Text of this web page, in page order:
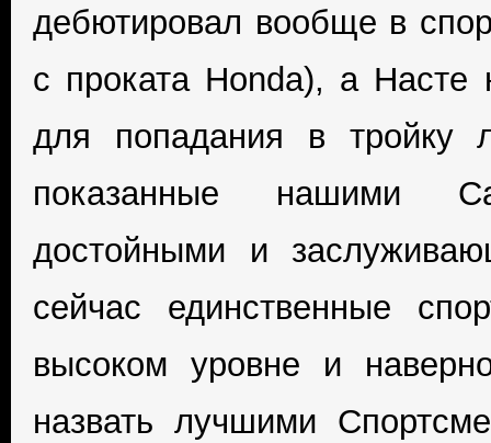
дебютировал вообще в
с проката Honda), а Насте
для попадания в тройку
показанные нашими
достойными и
сейчас единственные
высоком уровне и
назвать лучшими